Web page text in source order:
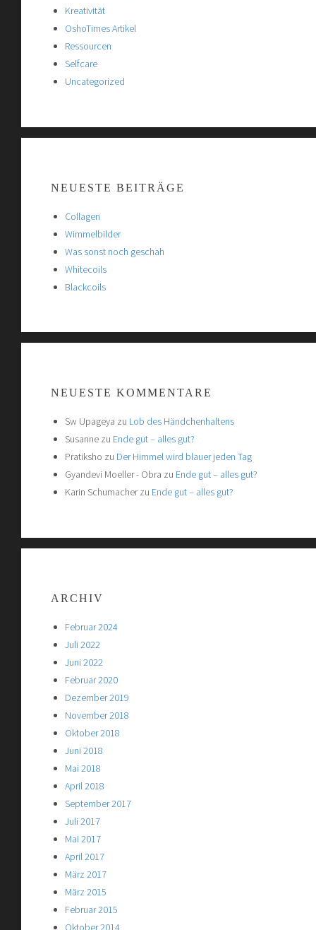
Kreativität
OshoTimes Artikel
Ressourcen
Selfcare
Uncategorized
NEUESTE BEITRÄGE
Collagen
Wimmelbilder
Was sonst noch geschah
Whitecoils
Blackcoils
NEUESTE KOMMENTARE
Sw Upageya zu Lob des Händchenhaltens
Susannezu Ende gut – alles gut?
Pratiksho zu Der Himmel wird blauer jeden Tag
Gyandevi Moeller - Obra zu Ende gut – alles gut?
Karin Schumacherzu Ende gut – alles gut?
ARCHIV
Februar 2024
Juli 2022
Juni 2022
Februar 2020
Dezember 2019
November 2018
Oktober 2018
Juni 2018
Mai 2018
April 2018
September 2017
Juli 2017
Mai 2017
April 2017
März 2017
März 2015
Februar 2015
Oktober 2014